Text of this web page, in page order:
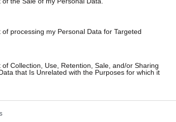
processing my Personal Data for Targeted
Collection, Use, Retention, Sale, and/or Sharing
that Is Unrelated with the Purposes for which it
στην Ναύπακτο